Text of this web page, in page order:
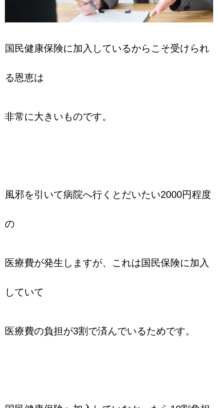
国民健康保険に加入しているからこそ受けられ
る恩恵は
非常に大きいものです。
風邪を引いて病院へ行くとだいたい2000円程度
の
医療費が発生しますが、これは国民保険に加入
していて
医療費の負担が3割で済んでいるためです。